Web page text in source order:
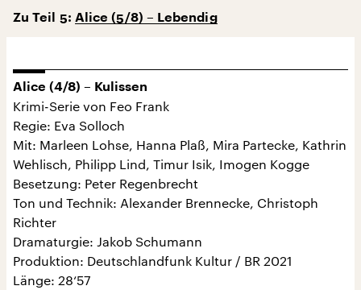
Zu Teil 5: Alice (5/8) – Lebendig
Alice (4/8) – Kulissen
Krimi-Serie von Feo Frank
Regie: Eva Solloch
Mit: Marleen Lohse, Hanna Plaß, Mira Partecke, Kathrin
Wehlisch, Philipp Lind, Timur Isik, Imogen Kogge
Besetzung: Peter Regenbrecht
Ton und Technik: Alexander Brennecke, Christoph
Richter
Dramaturgie: Jakob Schumann
Produktion: Deutschlandfunk Kultur / BR 2021
Länge: 28‘57